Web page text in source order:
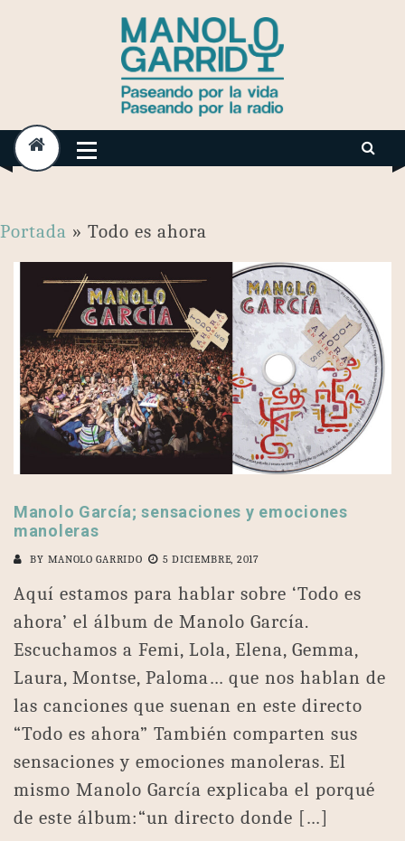
Portada » Todo es ahora
Manolo García; sensaciones y emociones
manoleras
BY MANOLO GARRIDO 5 DICIEMBRE, 2017
Aquí estamos para hablar sobre ‘Todo es
ahora’ el álbum de Manolo García.
Escuchamos a Femi, Lola, Elena, Gemma,
Laura, Montse, Paloma… que nos hablan de
las canciones que suenan en este directo
“Todo es ahora” También comparten sus
sensaciones y emociones manoleras. El
mismo Manolo García explicaba el porqué
de este álbum:“un directo donde […]